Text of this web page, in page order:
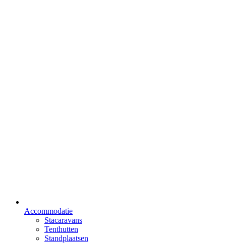
Accommodatie
Stacaravans
Tenthutten
Standplaatsen